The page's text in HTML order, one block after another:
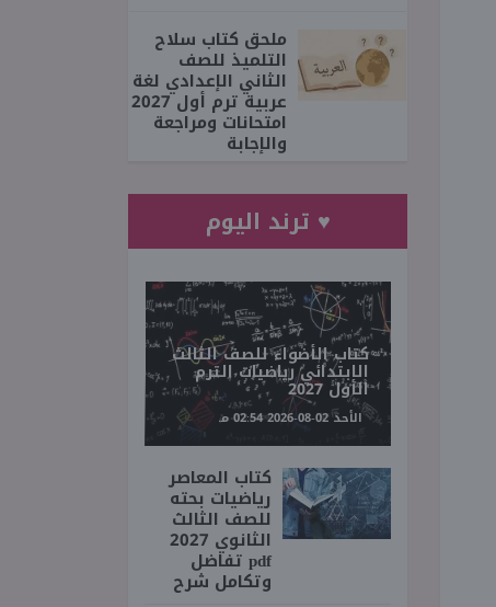
ملحق كتاب سلاح
التلميذ للصف
الثاني الإعدادي لغة
عربية ترم أول 2027
امتحانات ومراجعة
والإجابة
♥ ترند اليوم
كتاب الأضواء للصف الثالث
الابتدائي رياضيات الترم
الأول 2027
الأحد 02-08-2026 02:54 مـ
كتاب المعاصر
رياضيات بحته
للصف الثالث
الثانوي 2027
pdf تفاضل
وتكامل شرح